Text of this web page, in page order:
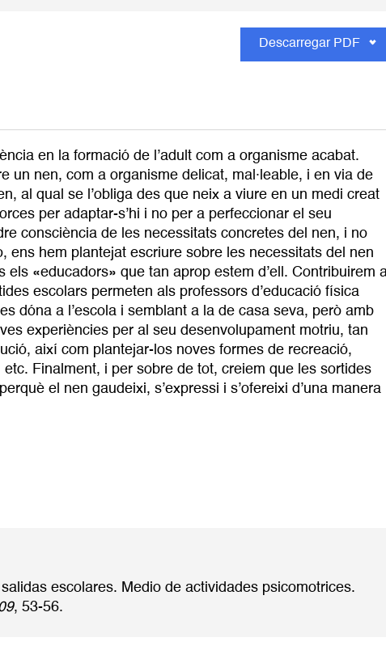
Descarregar PDF
en la formació de l’adult com a organisme acabat.
un nen, com a organisme delicat, mal·leable, i en via de
al qual se l’obliga des que neix a viure en un medi creat
per adaptar-s’hi i no per a perfeccionar el seu
consciència de les necessitats concretes del nen, i no
ens hem plantejat escriure sobre les necessitats del nen
els «educadors» que tan aprop estem d’ell. Contribuirem
escolars permeten als professors d’educació física
dóna a l’escola i semblant a la de casa seva, però amb
experiències per al seu desenvolupament motriu, tan
així com plantejar-los noves formes de recreació,
Finalment, i per sobre de tot, creiem que les sortides
el nen gaudeixi, s’expressi i s’ofereixi d’una manera
escolares. Medio de actividades psicomotrices.
, 53-56.